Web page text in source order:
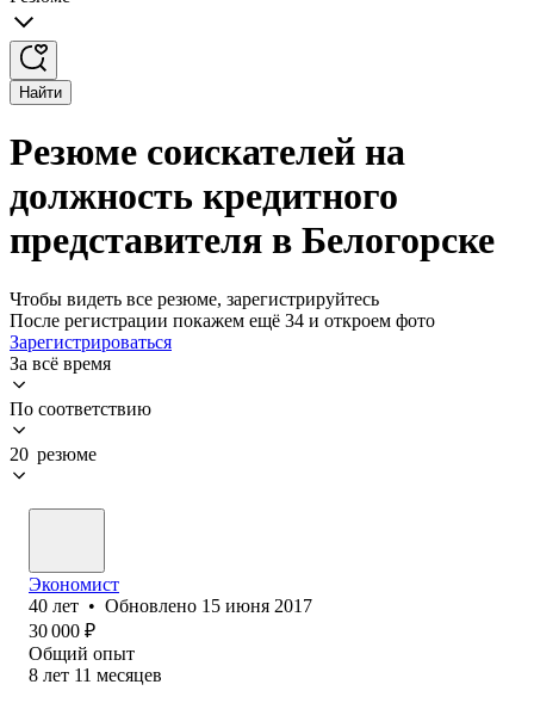
Найти
Резюме соискателей на
должность кредитного
представителя в Белогорске
Чтобы видеть все резюме, зарегистрируйтесь
После регистрации покажем ещё 34 и откроем фото
Зарегистрироваться
За всё время
По соответствию
20 резюме
Экономист
40 лет • Обновлено 15 июня 2017
30 000 ₽
Общий опыт
8 лет 11 месяцев